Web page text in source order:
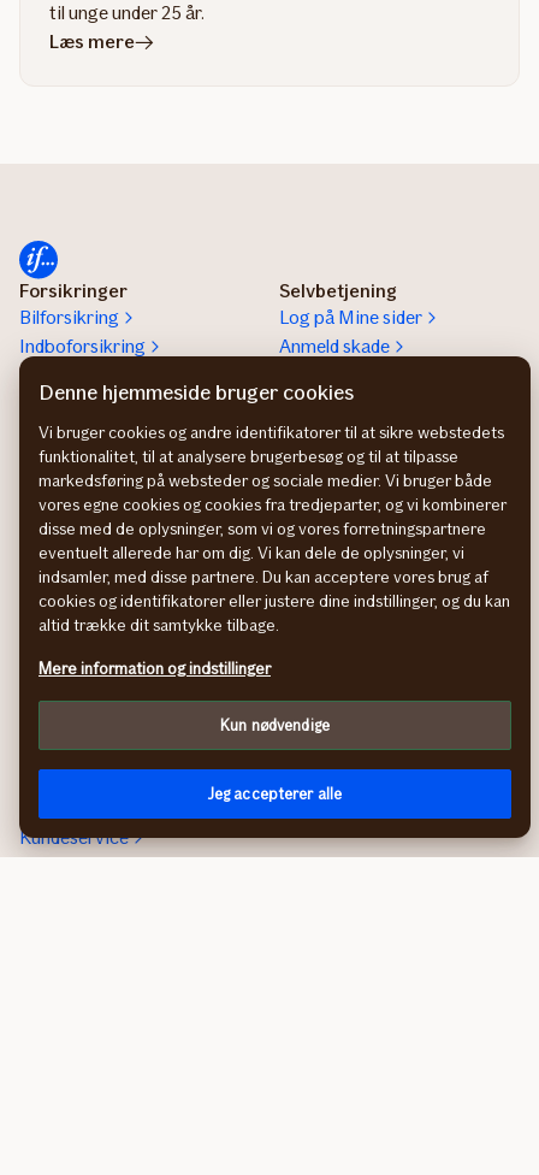
til unge under 25 år.
Læs merei
Forsikringer
Bilforsikring
Indboforsikring
Rejseforsikring
Ulykkesforsikring
Husforsikring
Børneforsikring
Alle forsikringer
Selvbetjening
Log på Mine sider
Anmeld skade
Mit If App
Spørgsmål og svar
Ny kunde i If
Livsændringer
Køb forsikring
Fortryd køb af forsikring
Læs vilkår og produktinfo
Om os
Bæredygtighed
Karriere i If
Help a lot Award
If Fordelsprogram
Hvorfor vælge If
Kundeservice
Denne hjemmeside bruger cookies
Vi bruger cookies og andre identifikatorer til at sikre webstedets
funktionalitet, til at analysere brugerbesøg og til at tilpasse
markedsføring på websteder og sociale medier. Vi bruger både
vores egne cookies og cookies fra tredjeparter, og vi kombinerer
disse med de oplysninger, som vi og vores forretningspartnere
eventuelt allerede har om dig. Vi kan dele de oplysninger, vi
indsamler, med disse partnere. Du kan acceptere vores brug af
cookies og identifikatorer eller justere dine indstillinger, og du kan
altid trække dit samtykke tilbage.
Mere information og indstillinger
Kun nødvendige
Jeg accepterer alle